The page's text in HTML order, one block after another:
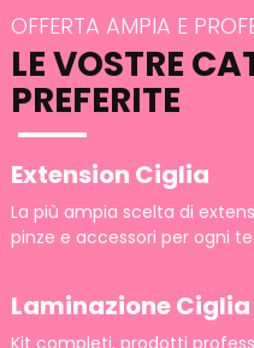
OFFERTA AMPIA E
LE VOSTRE
PREFERITE
Extension Ciglia
La più ampia scelta di
pinze e accessori per ogni
Laminazione Ciglia
Kit completi, prodotti